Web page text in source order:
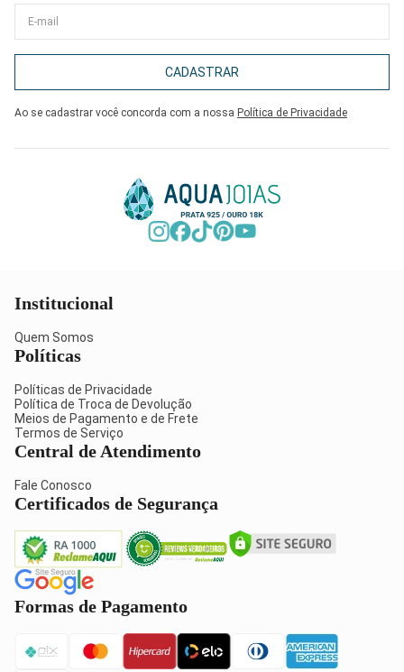
CADASTRAR
Ao se cadastrar você concorda com a nossa Política de Privacidade
Institucional
Quem Somos
Políticas
Políticas de Privacidade
Política de Troca de Devolução
Meios de Pagamento e de Frete
Termos de Serviço
Central de Atendimento
Fale Conosco
Certificados de Segurança
Formas de Pagamento